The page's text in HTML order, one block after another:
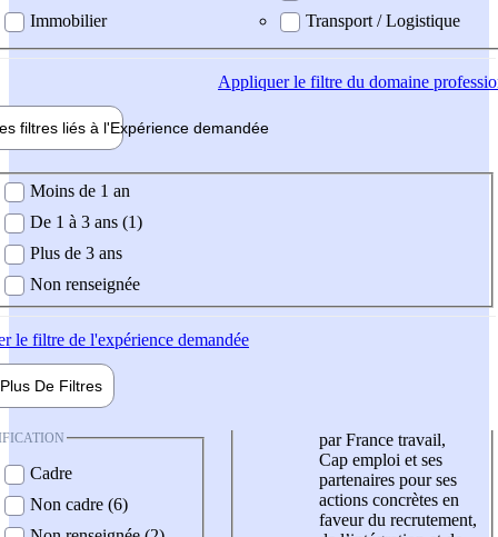
Immobilier
Transport / Logistique
Appliquerle filtre du domaine
filtres liés à l'Expérience demandée
demandée
Moins de 1 an
De 1 à 3 ans (1)
Plus de 3 ans
Non renseignée
le filtre de l'expérience demandée
Plus De Filtres
Cadre
Non cadre (6)
par France travail,
Cap emploi et ses
partenaires pour ses
actions concrètes en
faveur du recrutement,